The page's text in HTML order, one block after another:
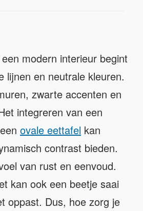
modern interieur begint
lijnen en neutrale kleuren.
zwarte accenten en
integreren van een
ovale eettafel kan
contrast bieden.
van rust en eenvoud.
kan ook een beetje saai
oppast. Dus, hoe zorg je